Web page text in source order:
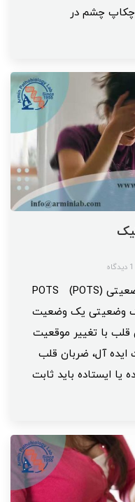
چکاپ چشم در
1 دیدگاه
سندرم تاکی کاردی ارتوستاتیک وضعیتی (POTS) POTS
وضعیتی یک وضعیت
با تغییر موقعیت
ایده آل، ضربان قلب
ایستاده باید ثابت